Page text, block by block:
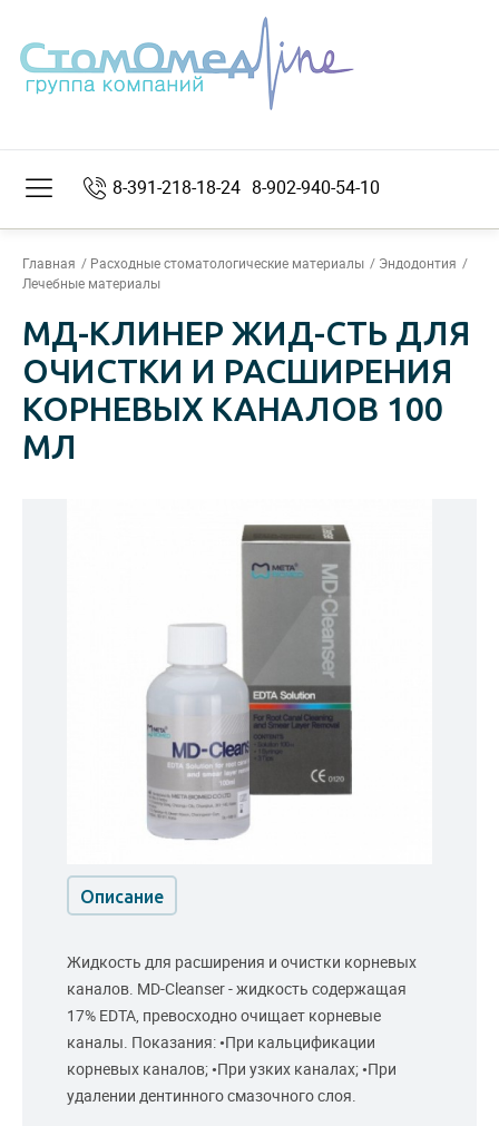
8-391-218-18-24 8-902-940-54-10
Главная Расходные стоматологические материалы
Эндодонтия
Лечебные материалы
МД-КЛИНЕР ЖИД-СТЬ ДЛЯ
ОЧИСТКИ И РАСШИРЕНИЯ
КОРНЕВЫХ КАНАЛОВ 100
МЛ
Описание
Жидкость для расширения и очистки корневых
каналов. MD-Cleanser - жидкость содержащая
17% EDTA, превосходно очищает корневые
каналы. Показания: •При кальцификации
корневых каналов; •При узких каналах; •При
удалении дентинного смазочного слоя.